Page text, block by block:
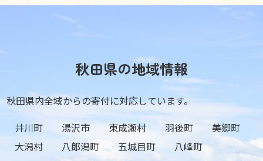
秋田県の地域情報
秋田県内全域からの寄付に対応しています。
井川町
湯沢市 東成瀬村 羽後町
美郷町
大潟村
八郎潟町 五城目町
八峰町